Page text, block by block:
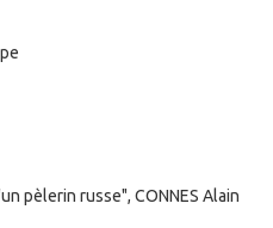
pèlerin russe", CONNES Alain